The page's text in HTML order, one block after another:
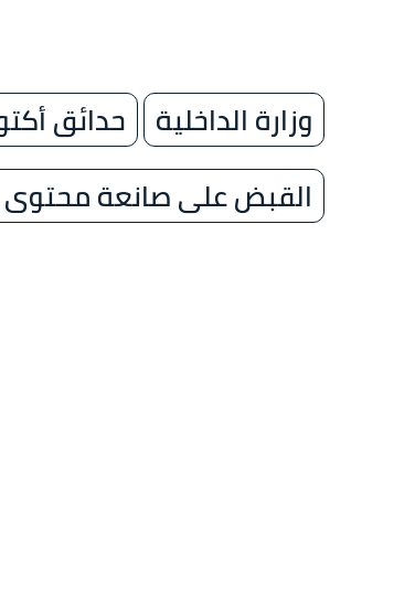
وزارة الداخلية حدائق
القبض على صانعة محتوى